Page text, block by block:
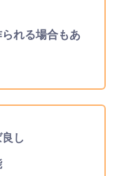
れる場合もあ
し